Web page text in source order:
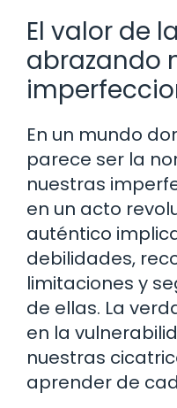
El valor de
abrazando
En un mundo
parece ser la
nuestras
en un acto
auténtico
debilidades,
limitaciones y
de ellas. La
en la
nuestras
aprender de